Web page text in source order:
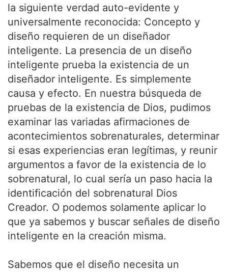
la siguiente verdad auto-evidente y
universalmente reconocida: Concepto y
diseño requieren de un diseñador
inteligente. La presencia de un diseño
inteligente prueba la existencia de un
diseñador inteligente. Es simplemente
causa y efecto. En nuestra búsqueda de
pruebas de la existencia de Dios, pudimos
examinar las variadas afirmaciones de
acontecimientos sobrenaturales, determinar
si esas experiencias eran legítimas, y reunir
argumentos a favor de la existencia de lo
sobrenatural, lo cual sería un paso hacia la
identificación del sobrenatural Dios
Creador. O podemos solamente aplicar lo
que ya sabemos y buscar señales de diseño
inteligente en la creación misma.
Sabemos que el diseño necesita un